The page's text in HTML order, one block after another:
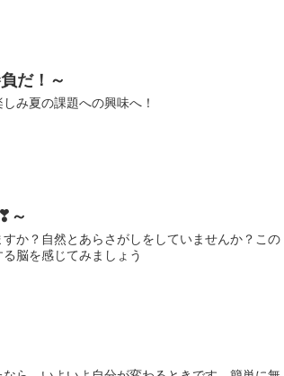
だ！～
み夏の課題への興味へ！
～
か？自然とあらさがしをしていませんか？この
脳を感じてみましょう